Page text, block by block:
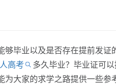
毕业以及是否存在提前发证
高考
多久毕业？毕业证可
大家的求学之路提供一些参